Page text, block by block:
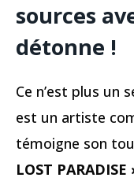
sources
détonne !
Ce n’est plus un
est un artiste
témoigne son
LOST PARADISE